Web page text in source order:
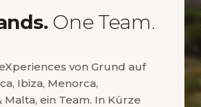
One Team.
von Grund auf
Ibiza, Menorca,
Malta, ein Team. In Kürze